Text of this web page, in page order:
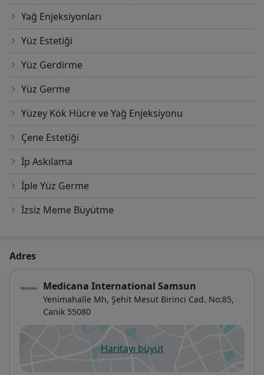
Yağ Enjeksiyonları
Yüz Estetiği
Yüz Gerdirme
Yüz Germe
Yüzey Kök Hücre ve Yağ Enjeksiyonu
Çene Estetiği
İp Askılama
İple Yüz Germe
İzsiz Meme Büyütme
Adres
Medicana International Samsun
Yenimahalle Mh, Şehit Mesut Birinci Cad. No:85,
Canik 55080
Haritayı büyütyeni bir sekmede açılır